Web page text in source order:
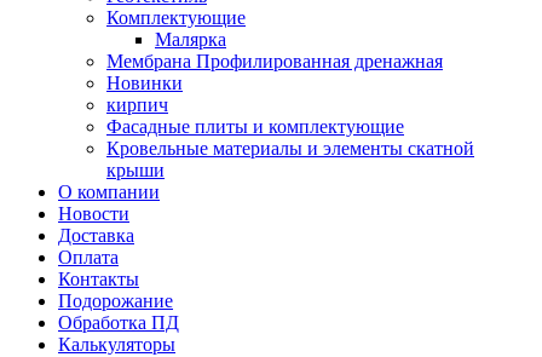
Комплектующие
Малярка
Мембрана Профилированная дренажная
Новинки
кирпич
Фасадные плиты и комплектующие
Кровельные материалы и элементы скатной
крыши
О компании
Новости
Доставка
Оплата
Контакты
Подорожание
Обработка ПД
Калькуляторы